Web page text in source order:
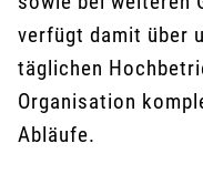
verfügt damit über
täglichen
Organisation
Abläufe.